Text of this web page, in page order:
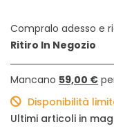
Compralo adesso e
Ritiro In Negozio
Mancano 59,00 €
Disponibilità
Ultimi articoli in